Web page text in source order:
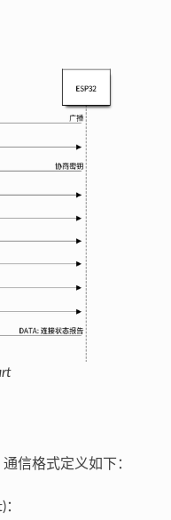
信格式定义如下：